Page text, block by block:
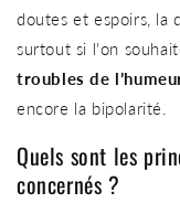
doutes et espoirs, la
surtout si l'on
troubles de
encore la bipolarité.
Quels sont les
concernés ?